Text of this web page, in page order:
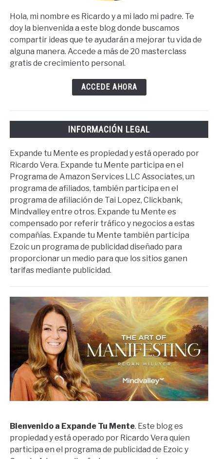
Hola, mi nombre es Ricardo y a mi lado mi padre. Te
doy la bienvenida a este blog donde buscamos
compartir ideas que te ayudarán a mejorar tu vida de
alguna manera. Accede a más de 20 masterclass
gratis de crecimiento personal.
ACCEDE AHORA
INFORMACIÓN LEGAL
Expande tu Mente es propiedad y está operado por
Ricardo Vera. Expande tu Mente participa en el
Programa de Amazon Services LLC Associates, un
programa de afiliados, también participa en el
programa de afiliación de Tai Lopez, Clickbank,
Mindvalley entre otros. Expande tu Mente es
compensado por referir tráfico y negocios a estas
compañías. Expande tu Mente también participa
Ezoic un programa de publicidad diseñado para
proporcionar un medio para que los sitios ganen
tarifas mediante publicidad.
Bienvenido a Expande Tu Mente. Este blog es
propiedad y está operado por Ricardo Vera quien
participa en el programa de publicidad de Ezoic y